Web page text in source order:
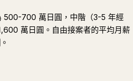
500-700 萬日圓，中階（3-5 年經
萬日圓。自由接案者的平均月薪
。